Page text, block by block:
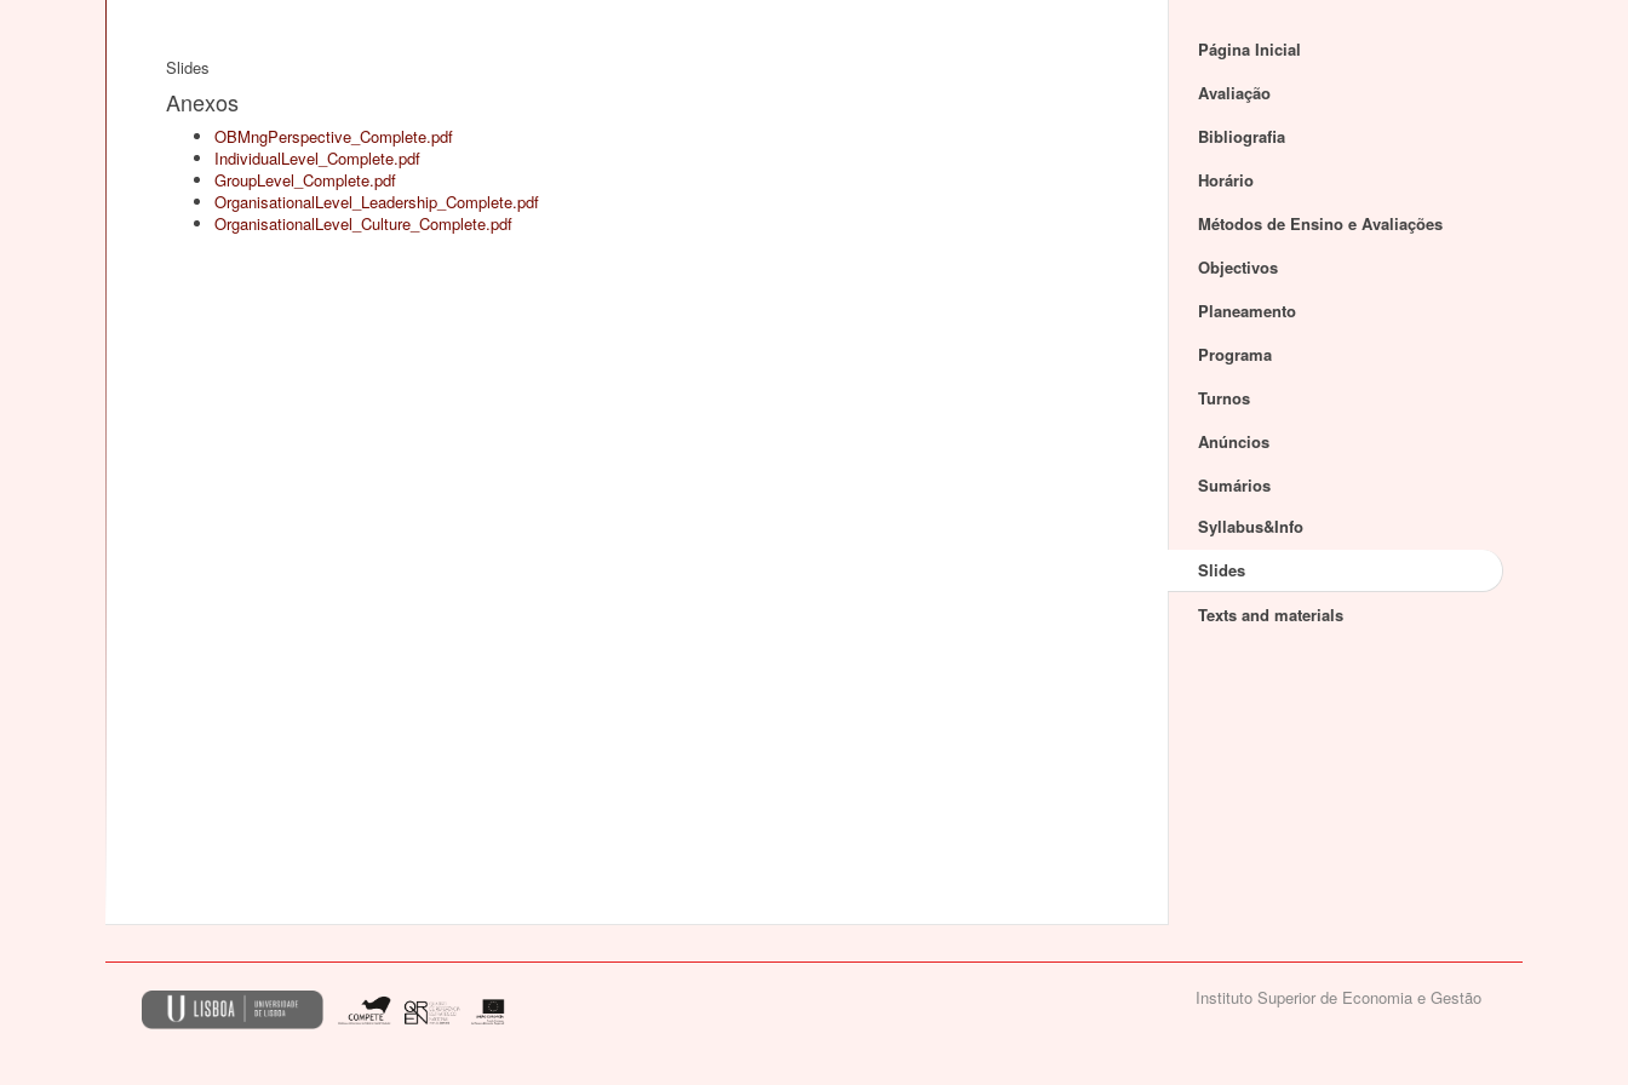
Slides
Anexos
OBMngPerspective_Complete.pdf
IndividualLevel_Complete.pdf
GroupLevel_Complete.pdf
OrganisationalLevel_Leadership_Complete.pdf
OrganisationalLevel_Culture_Complete.pdf
Página Inicial
Avaliação
Bibliografia
Horário
Métodos de Ensino e Avaliações
Objectivos
Planeamento
Programa
Turnos
Anúncios
Sumários
Syllabus&Info
Slides
Texts and materials
Instituto Superior de Economia e Gestão